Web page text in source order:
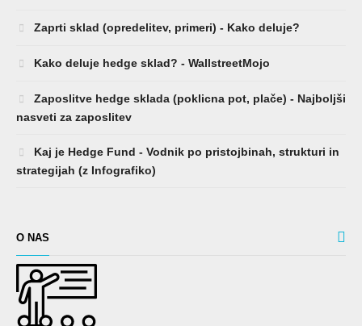
Zaprti sklad (opredelitev, primeri) - Kako deluje?
Kako deluje hedge sklad? - WallstreetMojo
Zaposlitve hedge sklada (poklicna pot, plače) - Najboljši
nasveti za zaposlitev
Kaj je Hedge Fund - Vodnik po pristojbinah, strukturi in
strategijah (z Infografiko)
O NAS